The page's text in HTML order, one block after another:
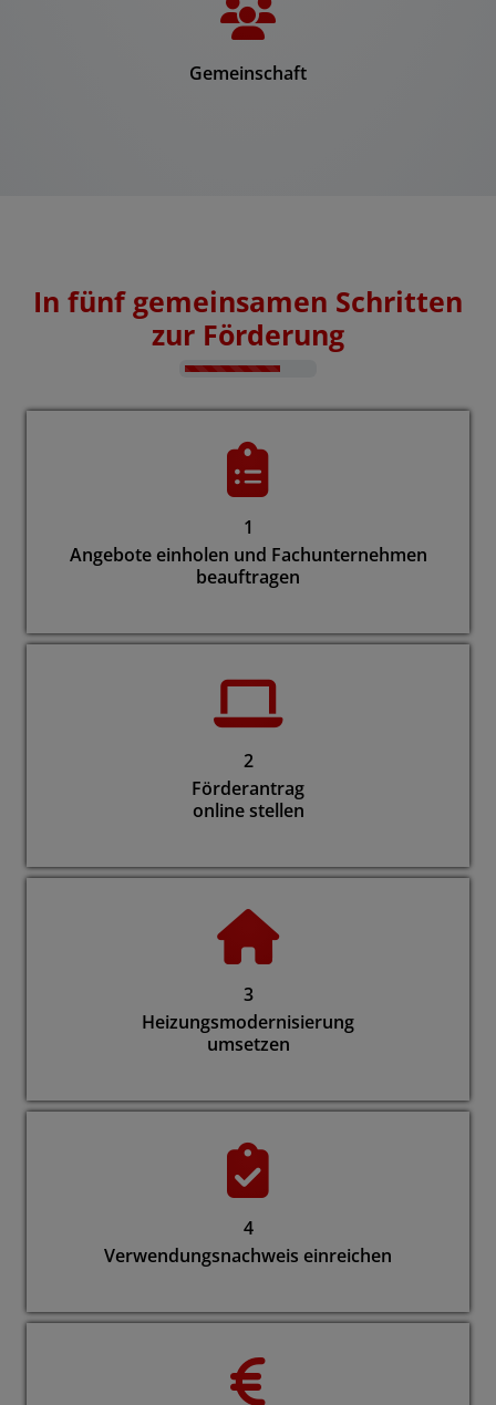
Gemeinschaft
In fünf gemeinsamen Schritten
zur Förderung
1
Angebote einholen und Fachunternehmen
beauftragen
2
Förderantrag
online stellen
3
Heizungsmodernisierung
umsetzen
4
Verwendungsnachweis einreichen